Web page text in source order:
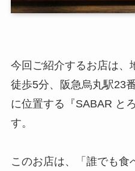
今回ご紹介するお店は、
徒歩5分、阪急烏丸駅23
に位置する『SABAR と
す。
このお店は、「誰でも食